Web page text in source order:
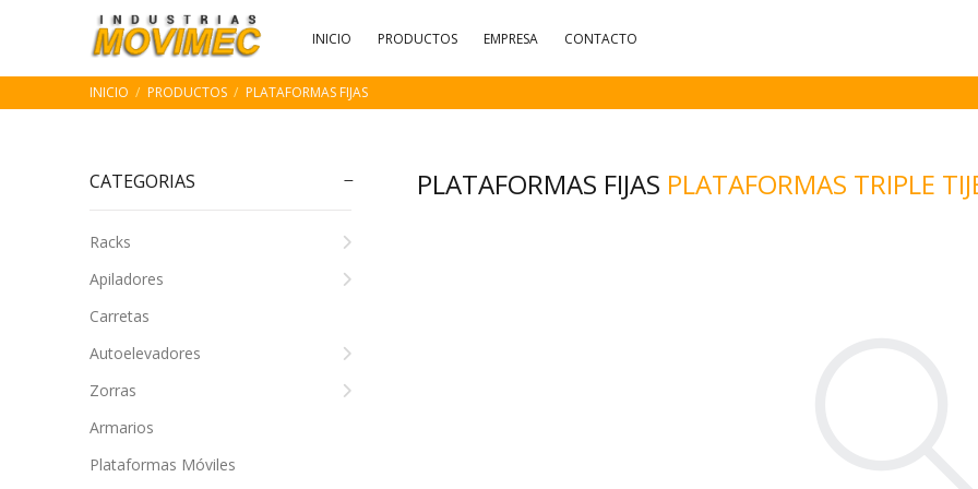
INICIO PRODUCTOS EMPRESA CONTACTO
INICIO PRODUCTOS PLATAFORMAS FIJAS
CATEGORIAS
Racks
Apiladores
Carretas
Autoelevadores
Zorras
Armarios
Plataformas Móviles
PLATAFORMAS FIJAS PLATAFORMAS TRIPLE